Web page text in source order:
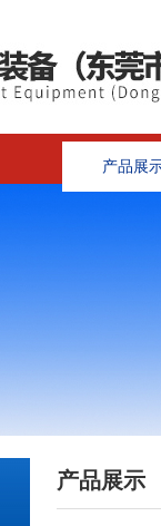
产品展示
产品展示